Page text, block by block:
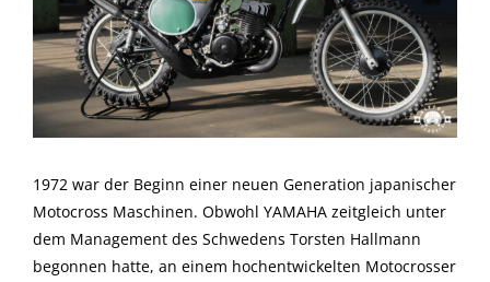
1972 war der Beginn einer neuen Generation japanischer
Motocross Maschinen. Obwohl YAMAHA zeitgleich unter
dem Management des Schwedens Torsten Hallmann
begonnen hatte, an einem hochentwickelten Motocrosser